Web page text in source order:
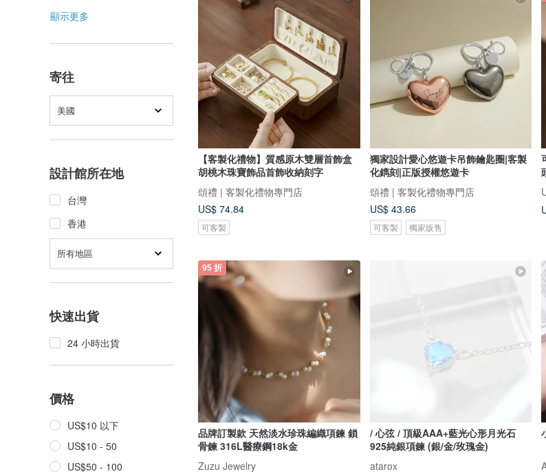
顯示更多
寄往
美國
設計館所在地
台灣
香港
所有地區
快速出貨
24 小時出貨
價格
US$10 以下
US$10 - 50
US$50 - 100
【客製化禮物】質感原木雙層首飾盒
胡桃木珠寶飾品首飾收納刻字
頌禮 | 客製化禮物專門店
US$ 74.84
可客製
獨家設計愛心悠遊卡吊飾鑰匙圈|客製
化鐫刻|正版授權悠遊卡
頌禮 | 客製化禮物專門店
US$ 43.66
可客製 獨家販售
95 折
品牌訂製款 天然淡水珍珠編織項鍊 鎖
骨鍊 316L醫療鋼18k金
Zuzu Jewelry
/ 心弦 / 頂級AAA+藍光心形月光石
925純銀項鍊 (銀/金/玫瑰金)
atarox